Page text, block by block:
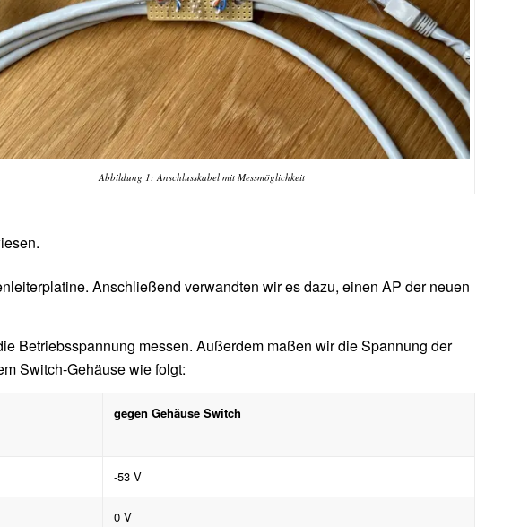
Abbildung 1: Anschlusskabel mit Messmöglichkeit
Anschließend verwandten wir es dazu, einen AP der neuen
Betriebsspannung messen. Außerdem maßen wir die Spannung der
Switch-Gehäuse wie folgt:
gegen Gehäuse Switch
-53 V
0 V